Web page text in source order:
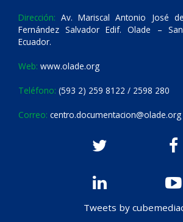
Dirección: Av. Mariscal Antonio José
Fernández Salvador Edif. Olade –
Ecuador.
Web: www.olade.org
Teléfono: (593 2) 259 8122 / 2598 280
Correo: centro.documentacion@olade.org
Tweets by